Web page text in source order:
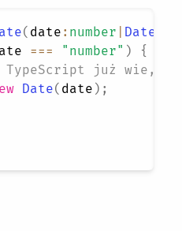
( date : number Date
=== "number" )
{
już wie,
Date( date ) ;